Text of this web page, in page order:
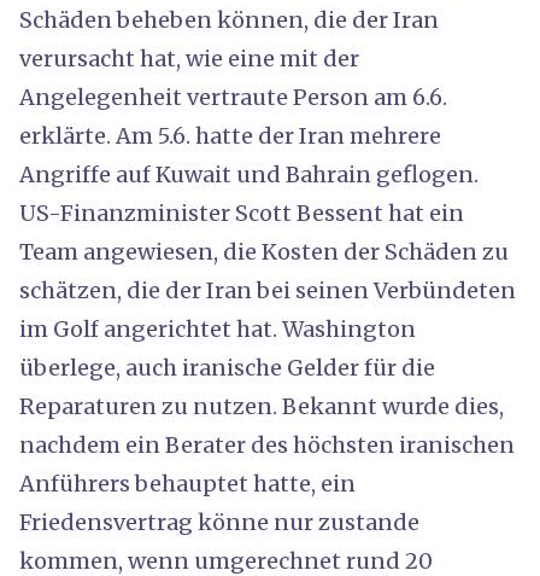
Schäden beheben können, die der Iran
verursacht hat, wie eine mit der
Angelegenheit vertraute Person am 6.6.
erklärte. Am 5.6. hatte der Iran mehrere
Angriffe auf Kuwait und Bahrain geflogen.
US-Finanzminister Scott Bessent hat ein
Team angewiesen, die Kosten der Schäden zu
schätzen, die der Iran bei seinen Verbündeten
im Golf angerichtet hat. Washington
überlege, auch iranische Gelder für die
Reparaturen zu nutzen. Bekannt wurde dies,
nachdem ein Berater des höchsten iranischen
Anführers behauptet hatte, ein
Friedensvertrag könne nur zustande
kommen, wenn umgerechnet rund 20